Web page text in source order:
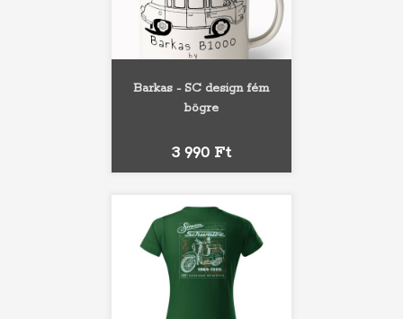
Barkas - SC design fém
bögre
Ár
3 990 Ft